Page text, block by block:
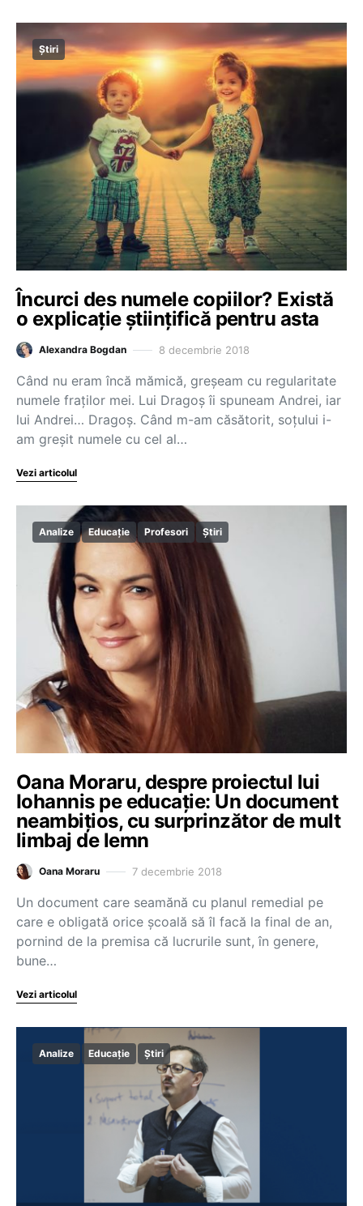
Știri
Încurci des numele copiilor? Există
o explicație științifică pentru asta
Alexandra Bogdan 8 decembrie 2018
Când nu eram încă mămică, greșeam cu regularitate
numele fraților mei. Lui Dragoș îi spuneam Andrei, iar
lui Andrei… Dragoș. Când m-am căsătorit, soțului i-
am greșit numele cu cel al…
Vezi articolul
Analize Educație Profesori Știri
Oana Moraru, despre proiectul lui
Iohannis pe educație: Un document
neambițios, cu surprinzător de mult
limbaj de lemn
Oana Moraru 7 decembrie 2018
Un document care seamănă cu planul remedial pe
care e obligată orice școală să îl facă la final de an,
pornind de la premisa că lucrurile sunt, în genere,
bune…
Vezi articolul
Analize Educație Știri